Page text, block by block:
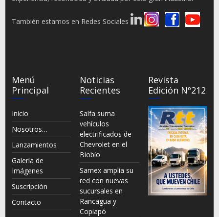
También estamos en Redes Sociales
Menú
Principal
Inicio
Nosotros…
Lanzamientos
Galería de
Imágenes
Suscripción
Contacto
Noticias
Recientes
Salfa suma
vehículos
electrificados de
Chevrolet en el
Biobío
Samex amplía su
red con nuevas
sucursales en
Rancagua y
Copiapó
Revista
Edición Nº212